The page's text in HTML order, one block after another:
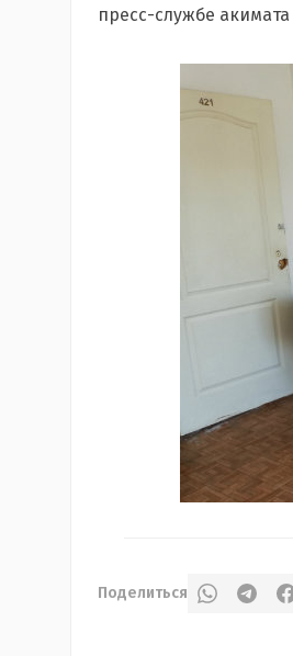
пресс-службе
Поделиться